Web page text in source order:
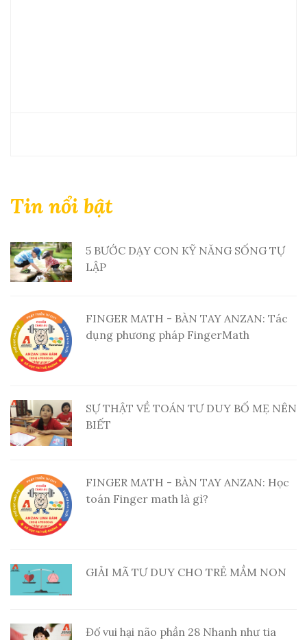
Tin nổi bật
5 BƯỚC DẠY CON KỸ NĂNG SỐNG TỰ
LẬP
FINGER MATH - BÀN TAY ANZAN: Tác
dụng phương pháp FingerMath
SỰ THẬT VỀ TOÁN TƯ DUY BỐ MẸ NÊN
BIẾT
FINGER MATH - BÀN TAY ANZAN: Học
toán Finger math là gì?
GIẢI MÃ TƯ DUY CHO TRẺ MẦM NON
Đố vui hại não phần 28 Nhanh như tia